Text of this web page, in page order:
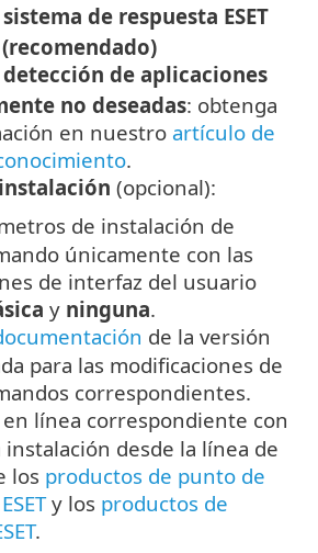
de respuesta ESET
de aplicaciones
no deseadas: obtenga
en nuestro artículo de
.
(opcional):
de instalación de
únicamente con las
de interfaz del usuario
y ninguna.
de la versión
para las modificaciones de
correspondientes.
en línea correspondiente con
instalación desde la línea de
los productos de punto de
y los productos de
.